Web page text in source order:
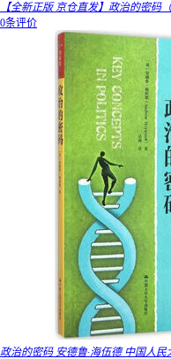
【全新正版 京仓直发】政治的密码
0条评价
政治的密码 安德鲁·海伍德 中国人民